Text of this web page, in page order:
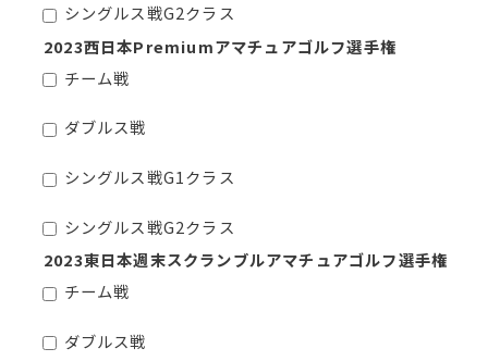
シングルス戦G2クラス
2023西日本Premiumアマチュアゴルフ選手権
チーム戦
ダブルス戦
シングルス戦G1クラス
シングルス戦G2クラス
2023東日本週末スクランブルアマチュアゴルフ選手権
チーム戦
ダブルス戦